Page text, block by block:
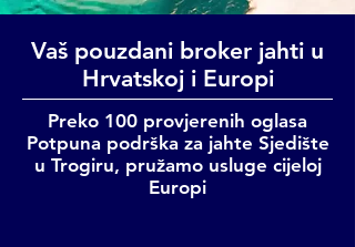
Vaš pouzdani broker jahti u
Hrvatskoj i Europi
Preko 100 provjerenih oglasa
Potpuna podrška za jahte Sjedište
u Trogiru, pružamo usluge cijeloj
Europi